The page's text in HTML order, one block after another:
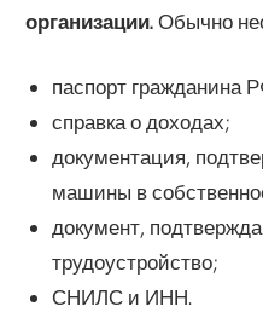
организации.Обычно
паспорт гражданина
справка о доходах;
документация,
машины в
документ,
трудоустройство;
СНИЛС и ИНН.